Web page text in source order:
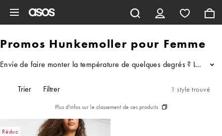
Promos Hunkemoller pour Femme
Envie de faire monter la température de quelques degrés ? La
...
Trier Filtrer 1 style trouvé
Plus d'infos sur le classement de ces produits
Réduc